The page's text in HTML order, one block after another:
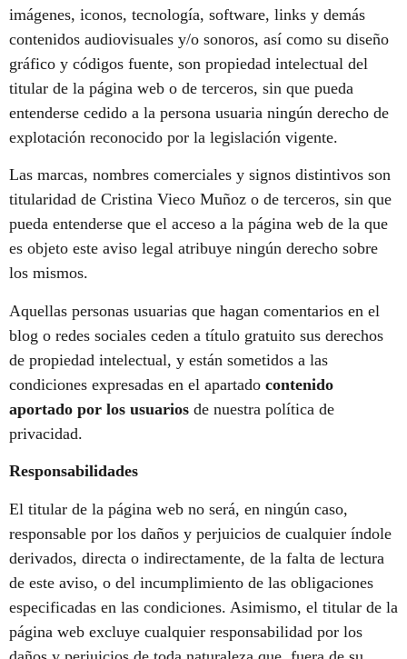
imágenes, iconos, tecnología, software, links y demás
contenidos audiovisuales y/o sonoros, así como su diseño
gráfico y códigos fuente, son propiedad intelectual del
titular de la página web o de terceros, sin que pueda
entenderse cedido a la persona usuaria ningún derecho de
explotación reconocido por la legislación vigente.
Las marcas, nombres comerciales y signos distintivos son
titularidad de Cristina Vieco Muñoz o de terceros, sin que
pueda entenderse que el acceso a la página web de la que
es objeto este aviso legal atribuye ningún derecho sobre
los mismos.
Aquellas personas usuarias que hagan comentarios en el
blog o redes sociales ceden a título gratuito sus derechos
de propiedad intelectual, y están sometidos a las
condiciones expresadas en el apartado contenido
aportado por los usuarios de nuestra política de
privacidad.
Responsabilidades
El titular de la página web no será, en ningún caso,
responsable por los daños y perjuicios de cualquier índole
derivados, directa o indirectamente, de la falta de lectura
de este aviso, o del incumplimiento de las obligaciones
especificadas en las condiciones. Asimismo, el titular de la
página web excluye cualquier responsabilidad por los